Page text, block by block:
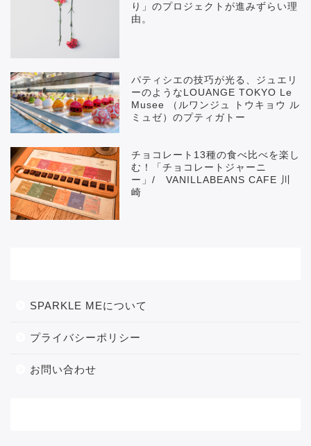
り」のプロジェクトが進みずらい理
由。
パティシエの技巧が光る、ジュエリ
ーのようなLOUANGE TOKYO Le
Musee （ルワンジュ トウキョウ ル
ミュゼ）のプティガトー
チョコレート13種の食べ比べを楽し
む！「チョコレートジャーニ
ー」/ VANILLABEANS CAFE 川
崎
SPARKLE MEについて
プライバシーポリシー
お問い合わせ